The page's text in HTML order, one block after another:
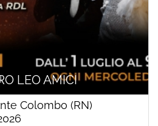
LEO AMICI
Colombo (RN)